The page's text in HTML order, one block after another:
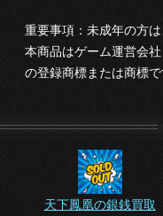
重要事項：未成年の方
本商品はゲーム運営会
の登録商標または商標
天下鳳凰の銀銭買取